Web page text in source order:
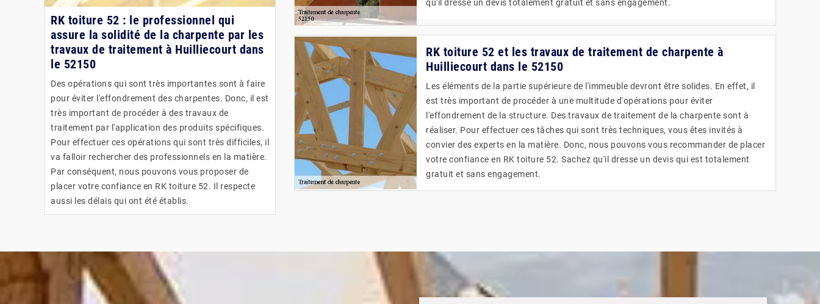
RK toiture 52 : le professionnel qui
assure la solidité de la charpente par les
travaux de traitement à Huilliecourt dans
le 52150
Des opérations qui sont très importantes sont à faire
pour éviter l'effondrement des charpentes. Donc, il est
très important de procéder à des travaux de
traitement par l'application des produits spécifiques.
Pour effectuer ces opérations qui sont très difficiles, il
va falloir rechercher des professionnels en la matière.
Par conséquent, nous pouvons vous proposer de
placer votre confiance en RK toiture 52. Il respecte
aussi les délais qui ont été établis.
qu'il dresse un devis totalement gratuit et sans engagement.
RK toiture 52 et les travaux de traitement de charpente à
Huilliecourt dans le 52150
Les éléments de la partie supérieure de l'immeuble devront être solides. En effet, il
est très important de procéder à une multitude d'opérations pour éviter
l'effondrement de la structure. Des travaux de traitement de la charpente sont à
réaliser. Pour effectuer ces tâches qui sont très techniques, vous êtes invités à
convier des experts en la matière. Donc, nous pouvons vous recommander de placer
votre confiance en RK toiture 52. Sachez qu'il dresse un devis qui est totalement
gratuit et sans engagement.